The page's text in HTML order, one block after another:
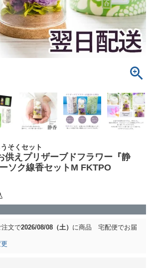
そくセット
供えプリザーブドフラワー『静
ソク線香セットM FKTPO
注文で2026/08/08（土） に商品 宅配便でお届